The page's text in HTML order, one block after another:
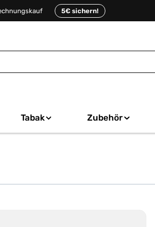
5€ sichern!
Tabak Zubehör